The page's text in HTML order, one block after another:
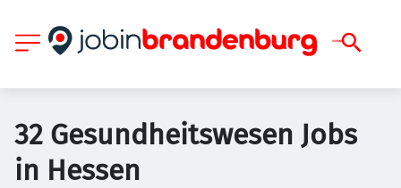
32 Gesundheitswesen Jobs
in Hessen